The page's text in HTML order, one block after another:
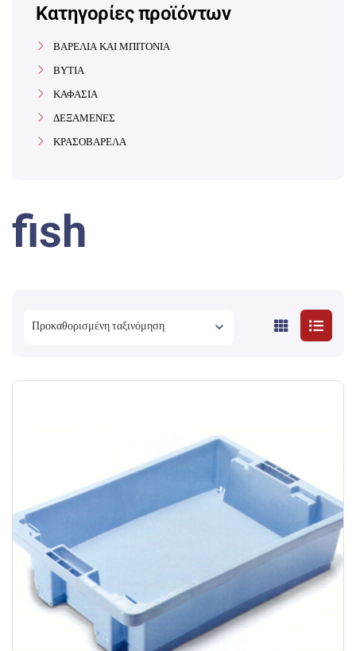
fish
Κατηγορίες προϊόντων
ΒΑΡΕΛΙΑ ΚΑΙ ΜΠΙΤΟΝΙΑ
ΒΥΤΙΑ
ΚΑΦΑΣΙΑ
ΔΕΞΑΜΕΝΕΣ
ΚΡΑΣΟΒΑΡΕΛΑ